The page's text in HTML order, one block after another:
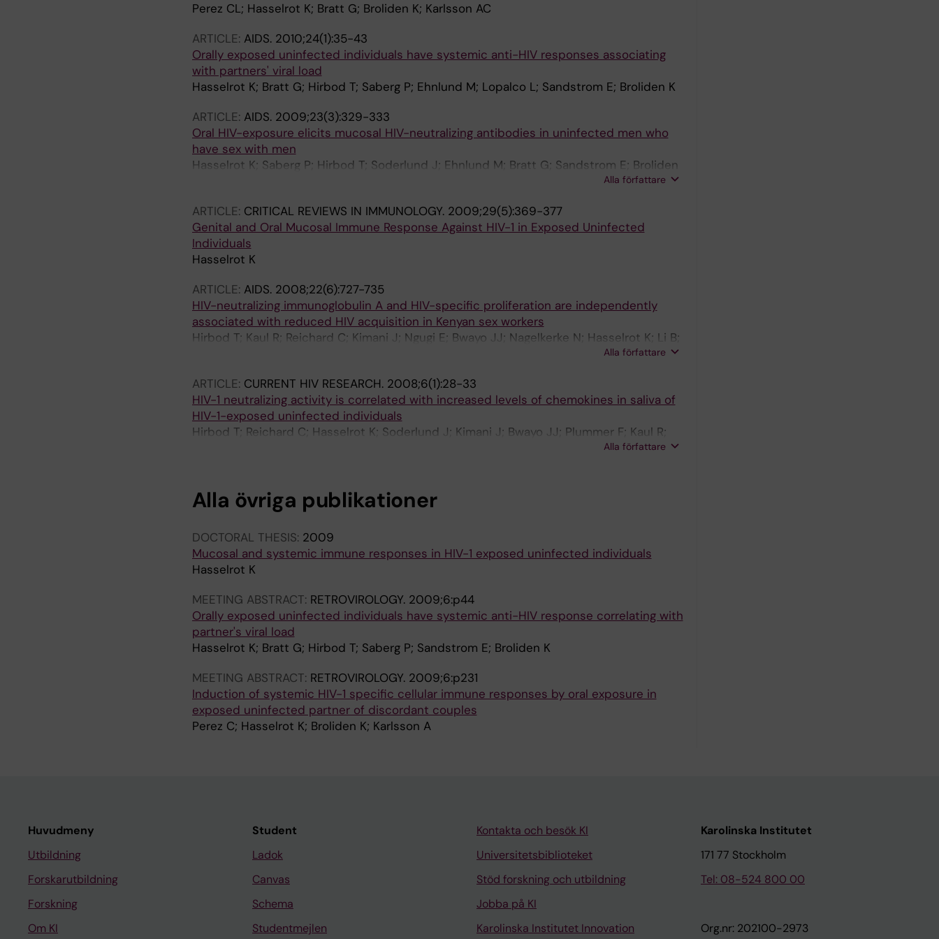
Perez CL; Hasselrot K; Bratt G; Broliden K; Karlsson AC
ARTICLE: AIDS. 2010;24(1):35-43
Orally exposed uninfected individuals have systemic anti-HIV responses associating
with partners' viral load
Hasselrot K; Bratt G; Hirbod T; Saberg P; Ehnlund M; Lopalco L; Sandstrom E; Broliden K
ARTICLE: AIDS. 2009;23(3):329-333
Oral HIV-exposure elicits mucosal HIV-neutralizing antibodies in uninfected men who
have sex with men
Hasselrot K; Saberg P; Hirbod T; Soderlund J; Ehnlund M; Bratt G; Sandstrom E; Broliden
Alla författare
ARTICLE: CRITICAL REVIEWS IN IMMUNOLOGY. 2009;29(5):369-377
Genital and Oral Mucosal Immune Response Against HIV-1 in Exposed Uninfected
Individuals
Hasselrot K
ARTICLE: AIDS. 2008;22(6):727-735
HIV-neutralizing immunoglobulin A and HIV-specific proliferation are independently
associated with reduced HIV acquisition in Kenyan sex workers
Hirbod T; Kaul R; Reichard C; Kimani J; Ngugi E; Bwayo JJ; Nagelkerke N; Hasselrot K; Li B;
Alla författare
ARTICLE: CURRENT HIV RESEARCH. 2008;6(1):28-33
HIV-1 neutralizing activity is correlated with increased levels of chemokines in saliva of
HIV-1-exposed uninfected individuals
Hirbod T; Reichard C; Hasselrot K; Soderlund J; Kimani J; Bwayo JJ; Plummer F; Kaul R;
Alla författare
Alla övriga publikationer
DOCTORAL THESIS: 2009
Mucosal and systemic immune responses in HIV-1 exposed uninfected individuals
Hasselrot K
MEETING ABSTRACT: RETROVIROLOGY. 2009;6:p44
Orally exposed uninfected individuals have systemic anti-HIV response correlating with
partner's viral load
Hasselrot K; Bratt G; Hirbod T; Saberg P; Sandstrom E; Broliden K
MEETING ABSTRACT: RETROVIROLOGY. 2009;6:p231
Induction of systemic HIV-1 specific cellular immune responses by oral exposure in
exposed uninfected partner of discordant couples
Perez C; Hasselrot K; Broliden K; Karlsson A
Huvudmeny
Utbildning
Forskarutbildning
Forskning
Om KI
Student
Ladok
Canvas
Schema
Studentmejlen
Kontakta och besök KI
Universitetsbiblioteket
Stöd forskning och utbildning
Jobba på KI
Karolinska Institutet Innovation
Karolinska Institutet
171 77 Stockholm
Tel: 08-524 800 00
Org.nr: 202100-2973